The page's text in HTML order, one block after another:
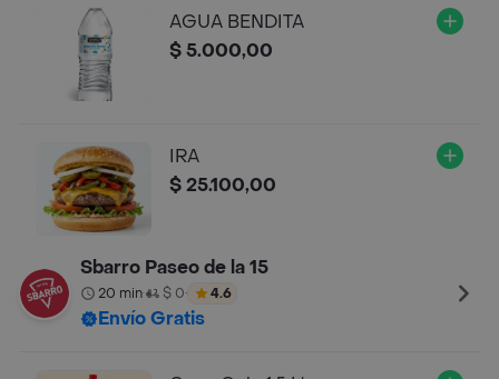
AGUA BENDITA
$ 5.000,00
IRA
$ 25.100,00
Sbarro Paseo de la 15
20 min• $ 0• 4.6
Envío Gratis